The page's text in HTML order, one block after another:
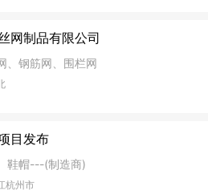
网制品有限公司
、钢筋网、围栏网
目发布
鞋帽---(制造商)
杭州市